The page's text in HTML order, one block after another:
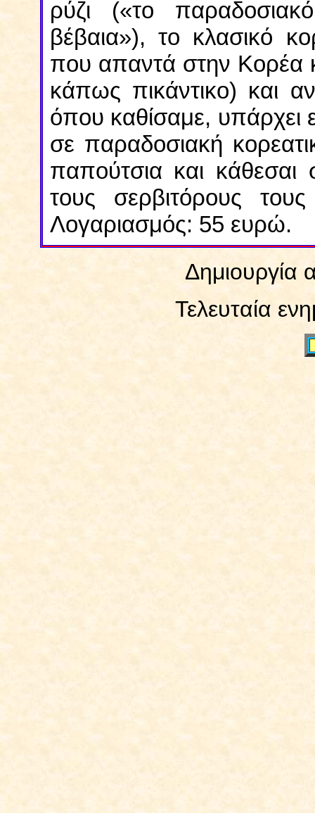
ρύζι («το
βέβαια»), το κλασικό
που απαντά στην Κορέα
κάπως πικάντικο) και
όπου καθίσαμε, υπάρχει
σε παραδοσιακή
παπούτσια και
τους σερβιτόρους
Λογαριασμός: 55 ευρώ.
Δημιουργία
Τελευταία